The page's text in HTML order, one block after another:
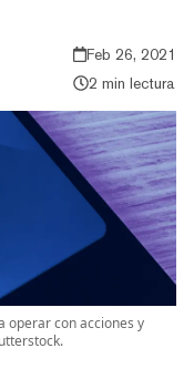
Feb 26, 2021
2 min lectura
operar con acciones y